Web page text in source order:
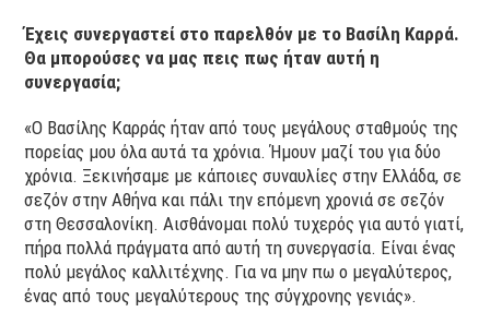
Έχεις συνεργαστεί στο παρελθόν με το Βασίλη Καρρά.
Θα μπορούσες να μας πεις πως ήταν αυτή η
συνεργασία;
«Ο Βασίλης Καρράς ήταν από τους μεγάλους σταθμούς της
πορείας μου όλα αυτά τα χρόνια. Ήμουν μαζί του για δύο
χρόνια. Ξεκινήσαμε με κάποιες συναυλίες στην Ελλάδα, σε
σεζόν στην Αθήνα και πάλι την επόμενη χρονιά σε σεζόν
στη Θεσσαλονίκη. Αισθάνομαι πολύ τυχερός για αυτό γιατί,
πήρα πολλά πράγματα από αυτή τη συνεργασία. Είναι ένας
πολύ μεγάλος καλλιτέχνης. Για να μην πω ο μεγαλύτερος,
ένας από τους μεγαλύτερους της σύγχρονης γενιάς».